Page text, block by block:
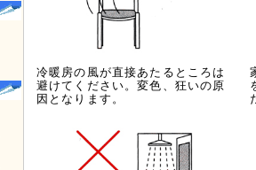
冷暖房の風が直接あたるところは
避けてください。変色、狂いの原
因となります。